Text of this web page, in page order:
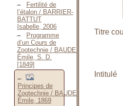
Fertilité de
l’étalon / BARRIER-
BATTUT
Isabelle, 2006
Programme
d’un Cours de
Zootechnie / BAUDEMENT
Émile, S. D.
[1849]
Principes de
Zootechnie / BAUDEMENT
Émile, 1869
Titre
Intitulé